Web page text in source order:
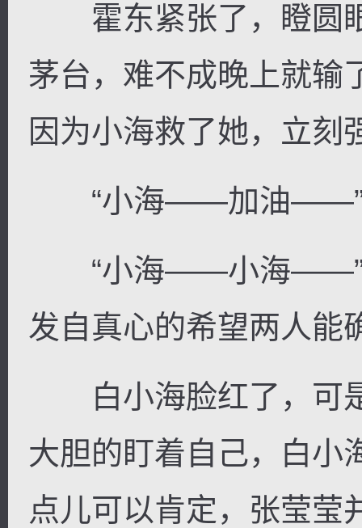
霍东紧张了，瞪圆
茅台，难不成晚上就输
因为小海救了她，立刻
“小海——加油
“小海——小海——”不
发自真心的希望两人能
白小海脸红了，可
大胆的盯着自己，白小
点儿可以肯定，张莹莹